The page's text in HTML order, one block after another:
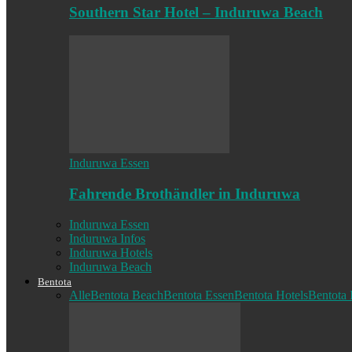
Southern Star Hotel – Induruwa Beach
Induruwa Essen
Fahrende Brothändler in Induruwa
Induruwa Essen
Induruwa Infos
Induruwa Hotels
Induruwa Beach
Bentota
AlleBentota BeachBentota EssenBentota HotelsBentota